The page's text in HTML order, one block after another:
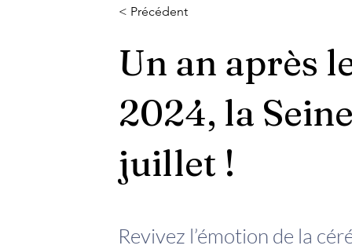
< Précédent
Un an après
2024, la
juillet !
Revivez l’émotion de la